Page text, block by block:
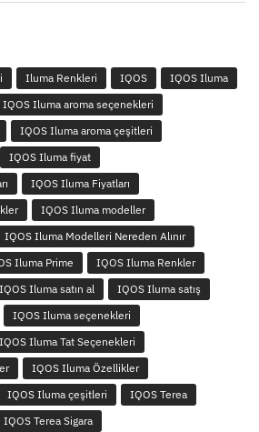
Iluma Renkleri IQOS
IQOS Iluma
IQOS Iluma aroma seçenekleri
IQOS Iluma aroma çeşitleri
IQOS Iluma fiyat
IQOS Iluma Fiyatları
IQOS Iluma modeller
IQOS Iluma Modelleri Nereden Alınır
Iluma Prime
IQOS Iluma Renkler
IQOS Iluma satın al
IQOS Iluma satış
IQOS Iluma seçenekleri
IQOS Iluma Tat Seçenekleri
IQOS Iluma Özellikler
IQOS Iluma çeşitleri
IQOS Terea
IQOS Terea Sigara